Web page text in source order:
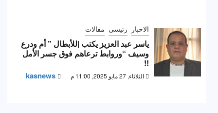
الاخبار رئيسى مقالات
ياسر عبد العزيز يكتب |للأبطال ” أم ودرع
وسيف “وروابط ترعاهم فوق جسر الأمل
!!
الثلاثاء, 27 مايو 2025, 11:00 م kasnews